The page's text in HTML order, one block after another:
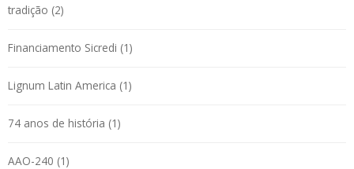
tradição (2)
Financiamento Sicredi (1)
Lignum Latin America (1)
74 anos de história (1)
AAO-240 (1)